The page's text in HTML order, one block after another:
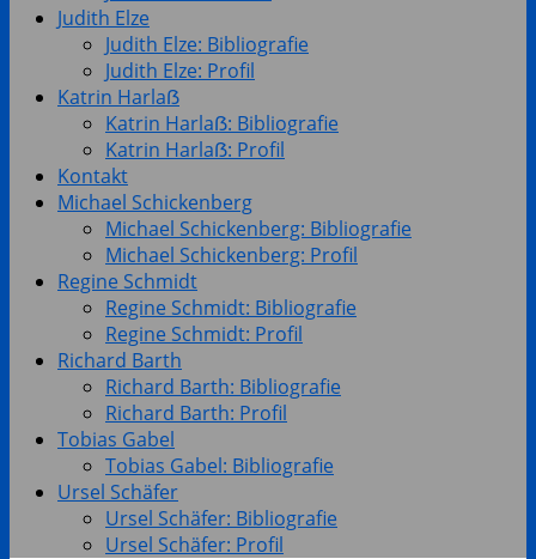
Judith Elze
Judith Elze: Bibliografie
Judith Elze: Profil
Katrin Harlaẞ
Katrin Harlaẞ: Bibliografie
Katrin Harlaẞ: Profil
Kontakt
Michael Schickenberg
Michael Schickenberg: Bibliografie
Michael Schickenberg: Profil
Regine Schmidt
Regine Schmidt: Bibliografie
Regine Schmidt: Profil
Richard Barth
Richard Barth: Bibliografie
Richard Barth: Profil
Tobias Gabel
Tobias Gabel: Bibliografie
Ursel Schäfer
Ursel Schäfer: Bibliografie
Ursel Schäfer: Profil